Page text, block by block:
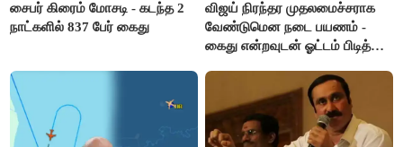
சைபர் கிரைம் மோசடி - கடந்த 2
நாட்களில் 837 பேர் கைது
விஜய் நிரந்தர முதலமைச்சராக
வேண்டுமென நடை பயணம் -
கைது என்றவுடன் ஓட்டம் பிடித்த